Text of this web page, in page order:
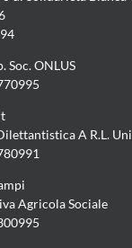
Soc. ONLUS
A R.L.
Agricola Sociale